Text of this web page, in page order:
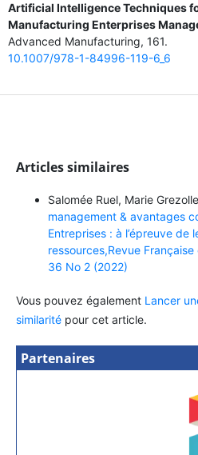
Artificial Intelligence Techniques
Manufacturing Enterprises
Advanced Manufacturing, 161.
10.1007/978-1-84996-119-6_6
Articles similaires
Salomée Ruel, Marie
management & avantages
Entreprises : à l’épreuve de
ressources,Revue
36 No 2 (2022)
Vous pouvez également Lancer
similaritépour cet article.
Partenaires